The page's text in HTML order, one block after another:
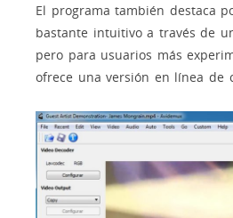
El programa también destaca
bastante intuitivo a través de
pero para usuarios más
ofrece una versión en línea de